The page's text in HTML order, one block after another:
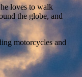
loves to walk
the globe, and
motorcycles and